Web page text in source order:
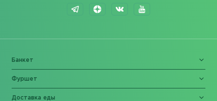
Банкет
Фуршет
Доставка еды